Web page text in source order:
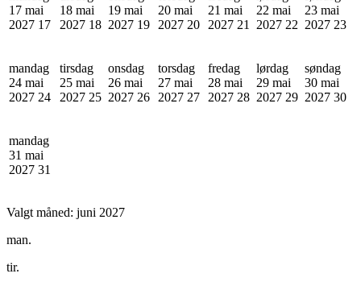
17 mai
2027 17
18 mai
2027 18
19 mai
2027 19
20 mai
2027 20
21 mai
2027 21
22 mai
2027 22
23 mai
2027 23
mandag
24 mai
2027 24
tirsdag
25 mai
2027 25
onsdag
26 mai
2027 26
torsdag
27 mai
2027 27
fredag
28 mai
2027 28
lørdag
29 mai
2027 29
søndag
30 mai
2027 30
mandag
31 mai
2027 31
Valgt måned: juni 2027
man.
tir.